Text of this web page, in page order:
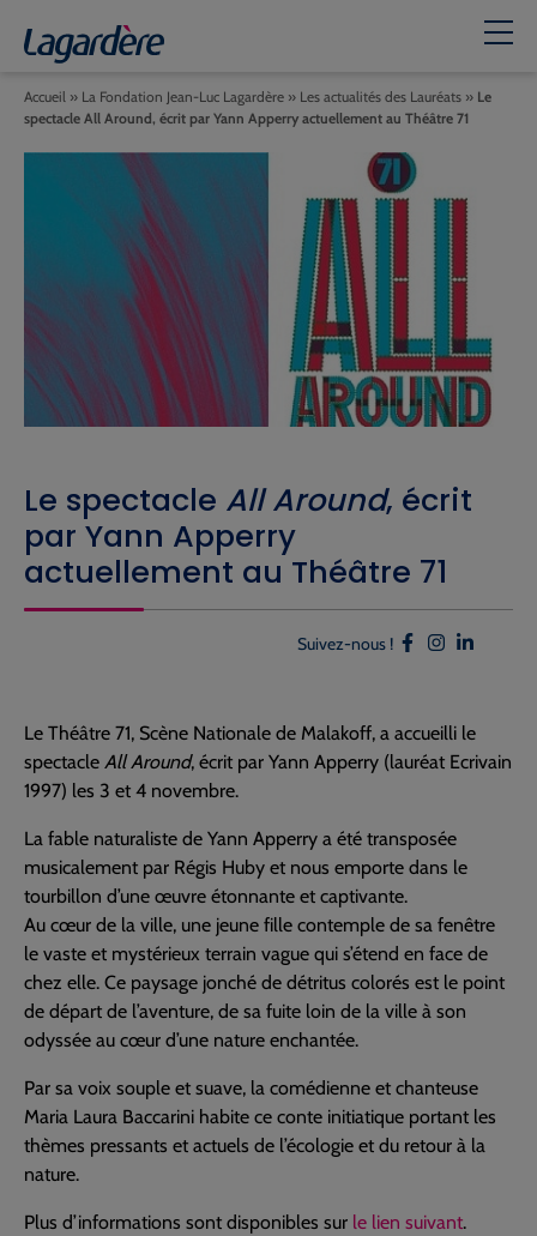
Le spectacle All Around, écrit
par Yann Apperry
actuellement au Théâtre 71
Accueil » La Fondation Jean-Luc Lagardère » Les actualités des Lauréats » Le
spectacle All Around, écrit par Yann Apperry actuellement au Théâtre 71
Suivez-nous !
Le Théâtre 71, Scène Nationale de Malakoff, a accueilli le
spectacle All Around, écrit par Yann Apperry (lauréat Ecrivain
1997) les 3 et 4 novembre.
La fable naturaliste de Yann Apperry a été transposée
musicalement par Régis Huby et nous emporte dans le
tourbillon d’une œuvre étonnante et captivante.
Au cœur de la ville, une jeune fille contemple de sa fenêtre
le vaste et mystérieux terrain vague qui s’étend en face de
chez elle. Ce paysage jonché de détritus colorés est le point
de départ de l’aventure, de sa fuite loin de la ville à son
odyssée au cœur d’une nature enchantée.
Par sa voix souple et suave, la comédienne et chanteuse
Maria Laura Baccarini habite ce conte initiatique portant les
thèmes pressants et actuels de l’écologie et du retour à la
nature.
Plus d’informations sont disponibles sur le lien suivant.